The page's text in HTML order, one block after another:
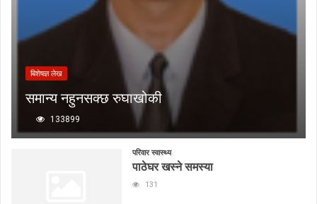
बिशेषज्ञ लेख
समान्य नहुनसक्छ रुघाखोकी
133899
परिवार स्वास्थ्य
पाठेघर खस्ने समस्या
131